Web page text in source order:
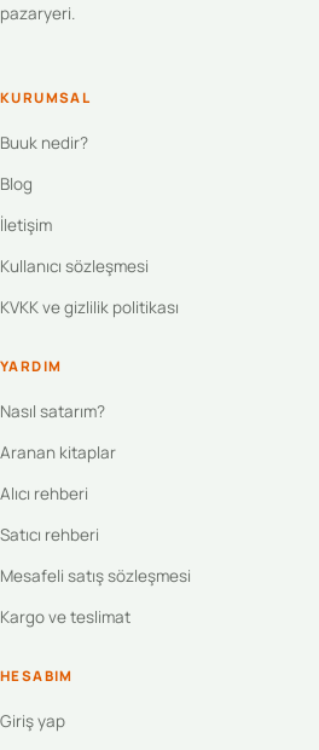
pazaryeri.
KURUMSAL
Buuk nedir?
Blog
İletişim
Kullanıcı sözleşmesi
KVKK ve gizlilik politikası
YARDIM
Nasıl satarım?
Aranan kitaplar
Alıcı rehberi
Satıcı rehberi
Mesafeli satış sözleşmesi
Kargo ve teslimat
HESABIM
Giriş yap